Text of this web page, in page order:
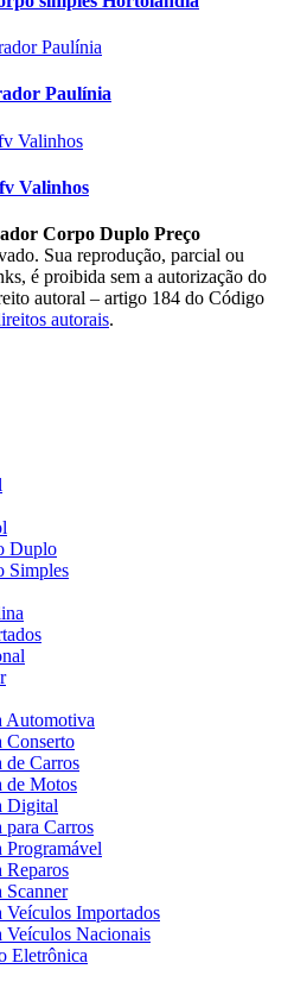
Paulínia
Valinhos
Corpo Duplo Preço
Sua reprodução, parcial ou
é proibida sem a autorização do
autoral – artigo 184 do Código
autorais.
Duplo
Simples
Automotiva
Conserto
de Carros
de Motos
Digital
para Carros
Programável
Reparos
Scanner
Veículos Importados
Veículos Nacionais
Eletrônica